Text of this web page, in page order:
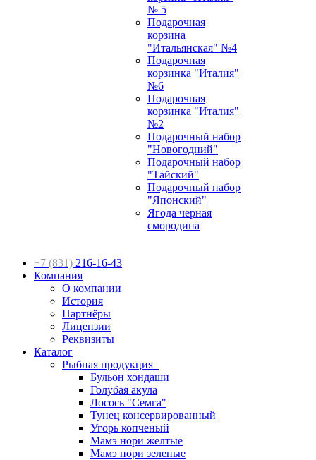
№ 5
Подарочная
корзина
"Итальянская" №4
Подарочная
корзинка "Италия"
№6
Подарочная
корзинка "Италия"
№2
Подарочный набор
"Новогодний"
Подарочный набор
"Тайский"
Подарочный набор
"Японский"
Ягода черная
смородина
+7 (831) 216-16-43
Компания
О компании
История
Партнёры
Лицензии
Реквизиты
Каталог
Рыбная продукция
Бульон хондаши
Голубая акула
Лосось "Семга"
Тунец консервированный
Угорь копченый
Мамэ нори желтые
Мамэ нори зеленые